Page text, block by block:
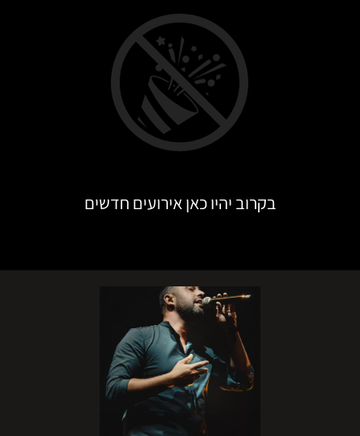
בקרוב יהיו כאן אירועים חדשים